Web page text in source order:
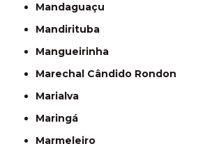
Mandaguaçu
Mandirituba
Mangueirinha
Marechal Cândido Rondon
Marialva
Maringá
Marmeleiro